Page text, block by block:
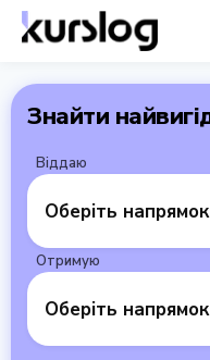
Знайти
Віддаю
Оберіть напрямок
Отримую
Оберіть напрямок